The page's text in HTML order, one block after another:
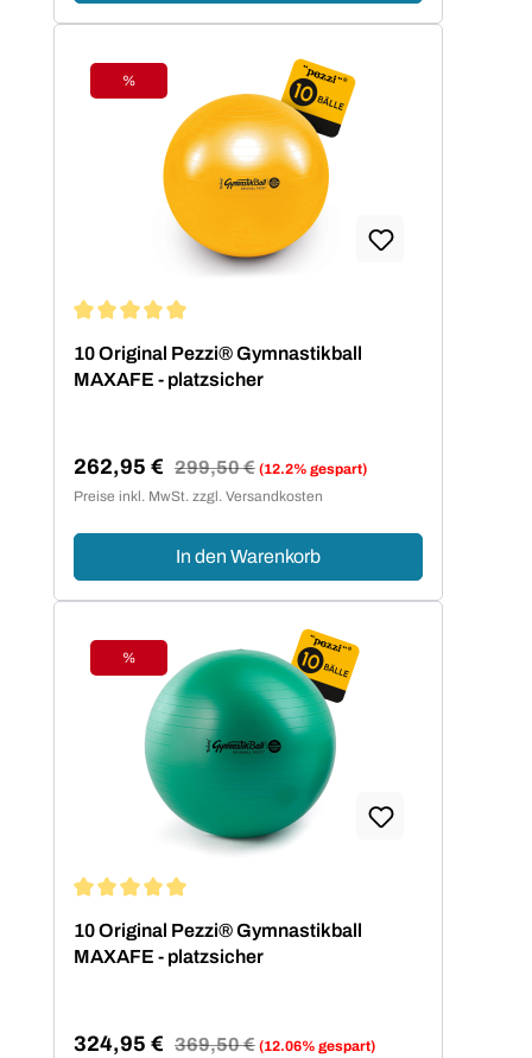
Rabatt
%
10 Original Pezzi® Gymnastikball
MAXAFE - platzsicher
Verkaufspreis:
262,95 € Regulärer Preis:
299,50 € (12.2% gespart)
Preise inkl. MwSt. zzgl. Versandkosten
In den Warenkorb
Rabatt
%
10 Original Pezzi® Gymnastikball
MAXAFE - platzsicher
324,95 € Regulärer Preis:
369,50 € (12.06% gespart)